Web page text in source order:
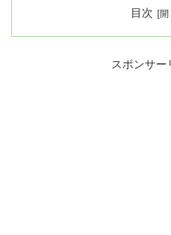
目次
スポンサー